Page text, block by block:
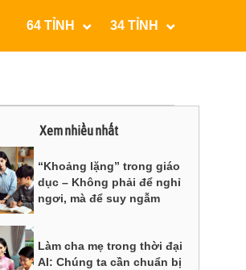
64 TỈNH 34 TỈNH
Xem nhiều nhất
“Khoảng lặng” trong giáo
dục – Không phải để nghỉ
ngơi, mà để suy ngẫm
Làm cha mẹ trong thời đại
AI: Chúng ta cần chuẩn bị